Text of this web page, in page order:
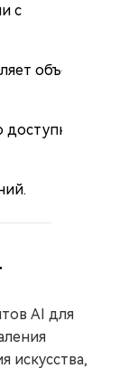
с
объекты и
с
AI для
искусства,